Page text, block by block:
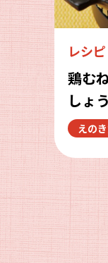
レシピ
鶏む
しょ
えの